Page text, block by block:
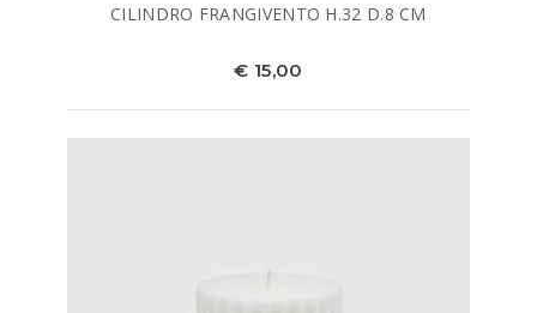
CILINDRO FRANGIVENTO H.32 D.8 CM
€ 15,00